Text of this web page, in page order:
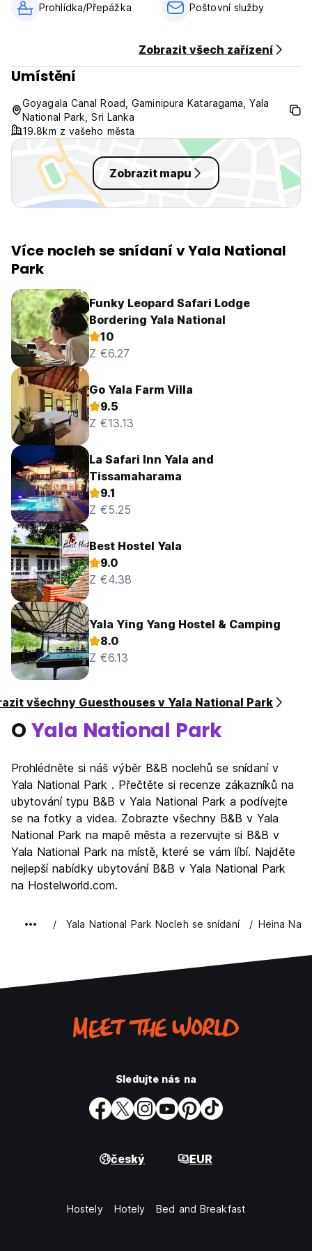
Prohlídka/Přepážka Poštovní služby
Zobrazit všech zařízení
Umístění
Goyagala Canal Road, Gaminipura Kataragama, Yala
National Park, Sri Lanka
19.8km z vašeho města
Zobrazit mapu
Více nocleh se snídaní v Yala National
Park
Funky Leopard Safari Lodge
Bordering Yala National
10
Z €6.27
Go Yala Farm Villa
9.5
Z €13.13
La Safari Inn Yala and
Tissamaharama
9.1
Z €5.25
Best Hostel Yala
9.0
Z €4.38
Yala Ying Yang Hostel & Camping
8.0
Z €6.13
všechny Guesthouses v Yala National Park
O Yala National Park
Prohlédněte si náš výběr B&B noclehů se snídaní v
Yala National Park . Přečtěte si recenze zákazníků na
ubytování typu B&B v Yala National Park a podívejte
se na fotky a videa. Zobrazte všechny B&B v Yala
National Park na mapě města a rezervujte si B&B v
Yala National Park na místě, které se vám líbí. Najděte
nejlepší nabídky ubytování B&B v Yala National Park
na Hostelworld.com.
Yala National Park Nocleh se snídaní Heina
Sledujte nás na
český EUR
Hostely Hotely Bed and Breakfast